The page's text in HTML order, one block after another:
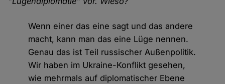
Wenn einer das eine sagt und das andere
macht, kann man das eine Lüge nennen.
Genau das ist Teil russischer Außenpolitik.
Wir haben im Ukraine-Konflikt gesehen,
wie mehrmals auf diplomatischer Ebene